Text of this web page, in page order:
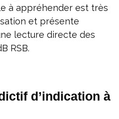
à appréhender est très
et présente
lecture directe des
RSB.
d’indication à